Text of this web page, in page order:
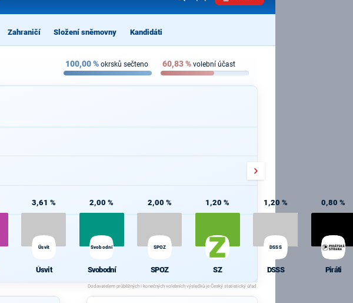
Zahraničí Složení sněmovny Kandidáti
100,00% okrsků sečteno 60,83% volební účast
3,61 %
Úsvit
Úsvit
2,00 %
Svobodní
Svobodní
2,00 %
SPOZ
SPOZ
1,20 %
SZ
1,20 %
DSSS
DSSS
0,80 %
Piráti